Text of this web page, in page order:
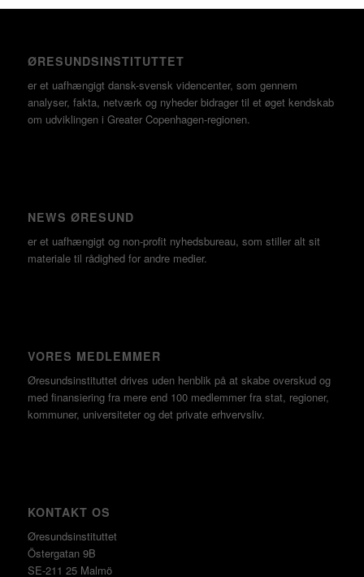
ØRESUNDSINSTITUTTET
er et uafhængigt dansk-svensk videncenter, som gennem
analyser, fakta, netværk og nyheder bidrager til et øget kendskab
om udviklingen i Greater Copenhagen-regionen.
NEWS ØRESUND
er et uafhængigt og non-profit nyhedsbureau, som stiller alt sit
materiale til rådighed for andre medier.
VORES MEDLEMMER
Øresundsinstituttet drives uden henblik på at skabe overskud og
med finansiering fra mere end 100 medlemmer fra stat, regioner,
kommuner, universiteter og det private erhvervsliv.
KONTAKT OS
Øresundsinstituttet
Östergatan 9B
SE-211 25 Malmö